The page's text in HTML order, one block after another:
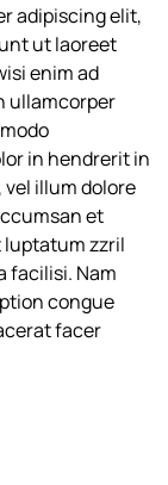
adipiscing elit,
ut laoreet
enim ad
ullamcorper
in hendrerit in
illum dolore
et
luptatum zzril
facilisi. Nam
congue
facer